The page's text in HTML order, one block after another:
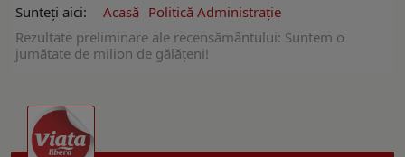
Sunteți aici: Acasă Politică Administrație
Rezultate preliminare ale recensământului: Suntem o
jumătate de milion de gălăţeni!